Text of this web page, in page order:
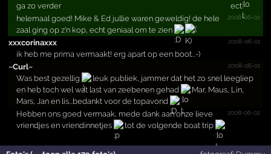
ga zo verder
2008-06-02
helemaal goed! Mike & Ed jullie waren geweldig! de hele
zaal ging op z'n kop, echt geniaal om te zien
xxxcorinaxxx
2008-06-01
ik heb me prima vermaakt! erg apart op een boot...-)
~Curl~
2008-06-01
Was best gezellig
leuk publiek, jammer dat het zo snel leegliep
en heb toch wel wat last van zeebenen gehad
Mar, Maus, Lin,
Mars, Jan en lis...bedankt voor de topavond
2008-06-02
Hebben ons goed vermaak, mede dank aan onze lieve
vriendjes en vriendinnetjes
tot de volgende boat trip